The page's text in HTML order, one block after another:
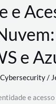
e
e
Cybersecurity/
e